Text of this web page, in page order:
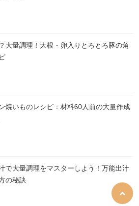
大量調理！大根・卵入りとろとろ豚の角
焼いものレシピ：材料60人前の大量作成
で大量調理をマスターしよう！万能出汁
の秘訣